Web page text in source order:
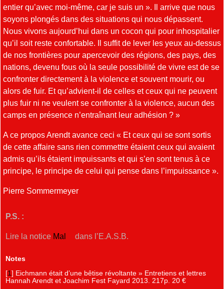
entier qu’avec moi-même, car je suis un ». Il arrive que nous
soyons plongés dans des situations qui nous dépassent.
Nous vivons aujourd’hui dans un cocon qui pour inhospitalier
qu’il soit reste confortable. Il suffit de lever les yeux au-dessus
de nos frontières pour apercevoir des régions, des pays, des
nations, devenu fous où la seule possibilité de vivre est de se
confronter directement à la violence et souvent mourir, ou
alors de fuir. Et qu’advient-il de celles et ceux qui ne peuvent
plus fuir ni ne veulent se confronter à la violence, aucun des
camps en présence n’entraînant leur adhésion ? »
A ce propos Arendt avance ceci « Et ceux qui se sont sortis
de cette affaire sans rien commettre étaient ceux qui avaient
admis qu’ils étaient impuissants et qui s’en sont tenus à ce
principe, le principe de celui qui pense dans l’impuissance ».
Pierre Sommermeyer
P.S. :
Lire la notice Mal dans l’E.A.S.B.
Notes
[1 ] Eichmann était d’une bêtise révoltante » Entretiens et lettres
Hannah Arendt et Joachim Fest Fayard 2013. 217p. 20 €